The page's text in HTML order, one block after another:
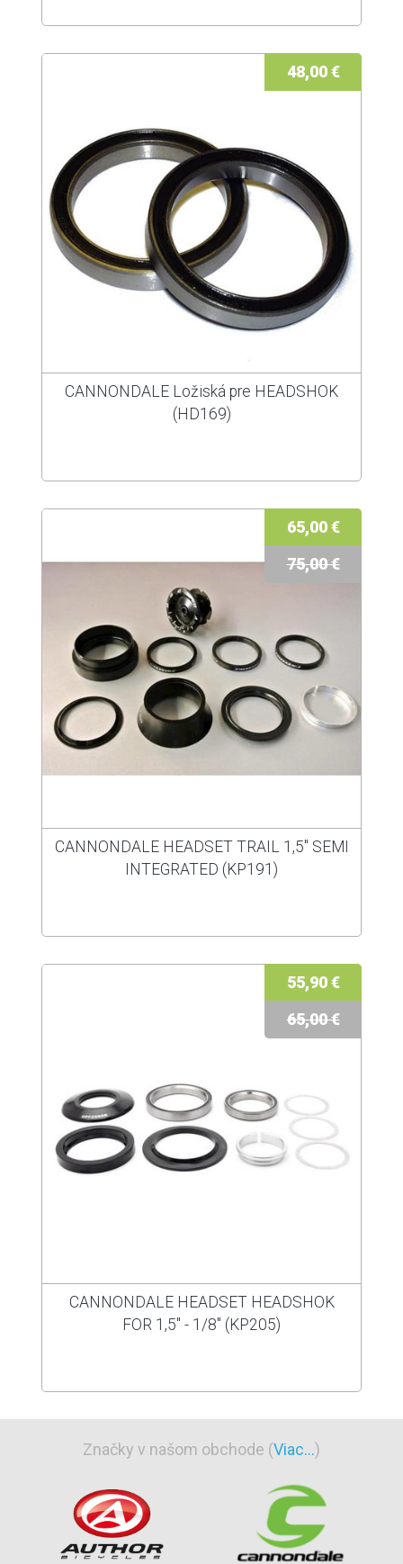
48,00 €
CANNONDALE Ložiská pre HEADSHOK
(HD169)
65,00 €
75,00 €
CANNONDALE HEADSET TRAIL 1,5" SEMI
INTEGRATED (KP191)
55,90 €
65,00 €
CANNONDALE HEADSET HEADSHOK
FOR 1,5" - 1/8" (KP205)
Značky v našom obchode (Viac...)